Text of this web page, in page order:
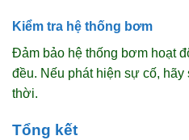
Kiểm tra hệ thống bơm
Đảm bảo hệ thống bơm hoạt
đều. Nếu phát hiện sự cố,
thời.
Tổng kết